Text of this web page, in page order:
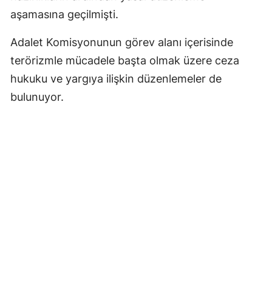
aşamasına geçilmişti.
Adalet Komisyonunun görev alanı içerisinde
terörizmle mücadele başta olmak üzere ceza
hukuku ve yargıya ilişkin düzenlemeler de
bulunuyor.